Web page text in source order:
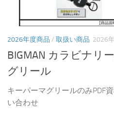
2026年度商品 / 取扱い商品 2026
BIGMAN カラビナリ
グリール
キーパーマグリールのみPDF
い合わせ